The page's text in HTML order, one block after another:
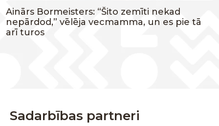
Ainārs Bormeisters: “Šito zemīti nekad
nepārdod,” vēlēja vecmamma, un es pie tā
arī turos
Sadarbības partneri